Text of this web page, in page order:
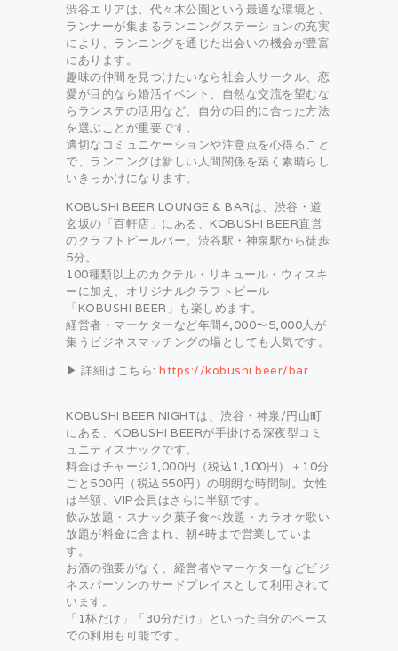
渋谷エリアは、代々木公園という最適な環境と、
ランナーが集まるランニングステーションの充実
により、ランニングを通じた出会いの機会が豊富
にあります。
趣味の仲間を見つけたいなら社会人サークル、恋
愛が目的なら婚活イベント、自然な交流を望むな
らランステの活用など、自分の目的に合った方法
を選ぶことが重要です。
適切なコミュニケーションや注意点を心得ること
で、ランニングは新しい人間関係を築く素晴らし
いきっかけになります。
KOBUSHI BEER LOUNGE & BARは、渋谷・道
玄坂の「百軒店」にある、KOBUSHI BEER直営
のクラフトビールバー。渋谷駅・神泉駅から徒歩
5分。
100種類以上のカクテル・リキュール・ウィスキ
ーに加え、オリジナルクラフトビール
「KOBUSHI BEER」も楽しめます。
経営者・マーケターなど年間4,000〜5,000人が
集うビジネスマッチングの場としても人気です。
▶ 詳細はこちら: https://kobushi.beer/bar
KOBUSHI BEER NIGHTは、渋谷・神泉/円山町
にある、KOBUSHI BEERが手掛ける深夜型コミ
ュニティスナックです。
料金はチャージ1,000円（税込1,100円）＋10分
ごと500円（税込550円）の明朗な時間制。女性
は半額、VIP会員はさらに半額です。
飲み放題・スナック菓子食べ放題・カラオケ歌い
放題が料金に含まれ、朝4時まで営業していま
す。
お酒の強要がなく、経営者やマーケターなどビジ
ネスパーソンのサードプレイスとして利用されて
います。
「1杯だけ」「30分だけ」といった自分のペース
での利用も可能です。